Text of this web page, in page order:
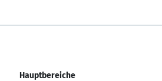
Hauptbereiche